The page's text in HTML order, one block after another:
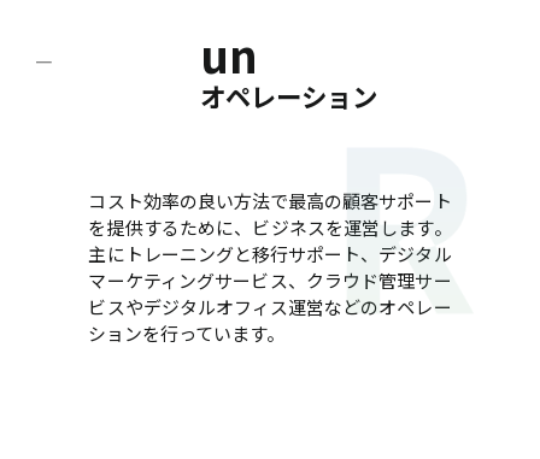
un
オペレーション
コスト効率の良い方法で最高の顧客サポート
を提供するために、ビジネスを運営します。
主にトレーニングと移行サポート、デジタル
マーケティングサービス、クラウド管理サー
ビスやデジタルオフィス運営などのオペレー
ションを行っています。